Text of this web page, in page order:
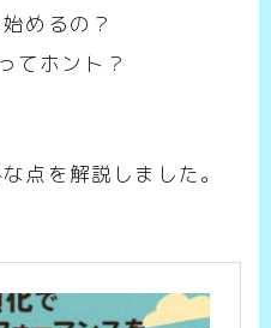
めるの？
てホント？
点を解説しました。